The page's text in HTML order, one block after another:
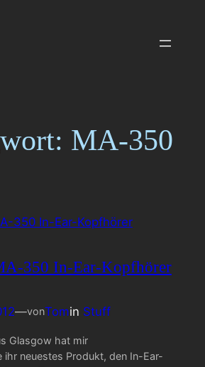
MA-350
350 In-Ear-Kopfhörer
—vonTomin Stuff
Glasgow hat mir
ihr neuestes Produkt, den In-Ear-